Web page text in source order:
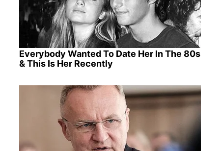
Everybody Wanted To Date Her In The 80s
& This Is Her Recently